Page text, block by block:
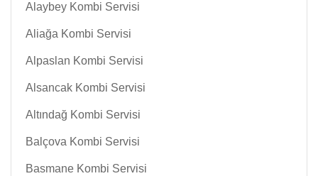
Alaybey Kombi Servisi
Aliağa Kombi Servisi
Alpaslan Kombi Servisi
Alsancak Kombi Servisi
Altındağ Kombi Servisi
Balçova Kombi Servisi
Basmane Kombi Servisi